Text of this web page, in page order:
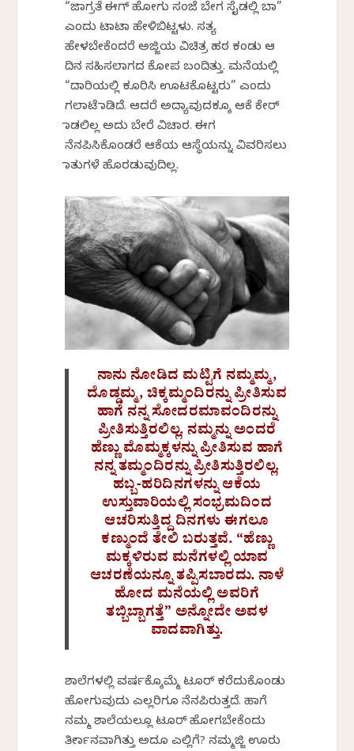
“ಜಾಗ್ರತೆ ಈಗ್ ಹೋಗು ಸಂಜೆ ಬೇಗ ಸೈಡಲ್ಲಿ ಬಾ”
ಎಂದು ಟಾಟಾ ಹೇಳಿಬಿಟ್ಟಳು. ಸತ್ಯ
ಹೇಳಬೇಕೆಂದರೆ ಅಜ್ಜಿಯ ವಿಚಿತ್ರ ಹಠ ಕಂಡು ಆ
ದಿನ ಸಹಿಸಲಾಗದ ಕೋಪ ಬಂದಿತ್ತು. ಮನೆಯಲ್ಲಿ
“ದಾರಿಯಲ್ಲಿ ಕೂರಿಸಿ ಊಟಕೊಟ್ಟರು” ಎಂದು
ಗಲಾಟೆ ಮಾಡಿದೆ. ಆದರೆ ಅದ್ಯಾವುದಕ್ಕೂ ಆಕೆ ಕೇರ್
ಮಾಡಲಿಲ್ಲ ಅದು ಬೇರೆ ವಿಚಾರ. ಈಗ
ನೆನಪಿಸಿಕೊಂಡರೆ ಆಕೆಯ ಆಸ್ಥೆಯನ್ನು ವಿವರಿಸಲು
ಮಾತುಗಳೆ ಹೊರಡುವುದಿಲ್ಲ.
ನಾನು ನೋಡಿದ ಮಟ್ಟಿಗೆ ನಮ್ಮಮ್ಮ,
ದೊಡ್ಡಮ್ಮ, ಚಿಕ್ಕಮ್ಮಂದಿರನ್ನು ಪ್ರೀತಿಸುವ
ಹಾಗೆ ನನ್ನ ಸೋದರಮಾವಂದಿರನ್ನು
ಪ್ರೀತಿಸುತ್ತಿರಲಿಲ್ಲ. ನಮ್ಮನ್ನು ಅಂದರೆ
ಹೆಣ್ಣು ಮೊಮ್ಮಕ್ಕಳನ್ನು ಪ್ರೀತಿಸುವ ಹಾಗೆ
ನನ್ನ ತಮ್ಮಂದಿರನ್ನು ಪ್ರೀತಿಸುತ್ತಿರಲಿಲ್ಲ.
ಹಬ್ಬ-ಹರಿದಿನಗಳನ್ನು ಆಕೆಯ
ಉಸ್ತುವಾರಿಯಲ್ಲಿ ಸಂಭ್ರಮದಿಂದ
ಆಚರಿಸುತ್ತಿದ್ದ ದಿನಗಳು ಈಗಲೂ
ಕಣ್ಮುಂದೆ ತೇಲಿ ಬರುತ್ತವೆ. “ಹೆಣ್ಣು
ಮಕ್ಕಳಿರುವ ಮನೆಗಳಲ್ಲಿ ಯಾವ
ಆಚರಣೆಯನ್ನೂ ತಪ್ಪಿಸಬಾರದು. ನಾಳೆ
ಹೋದ ಮನೆಯಲ್ಲಿ ಅವರಿಗೆ
ತಬ್ಬಿಬ್ಬಾಗತ್ತೆ” ಅನ್ನೋದೇ ಅವಳ
ವಾದವಾಗಿತ್ತು.
ಶಾಲೆಗಳಲ್ಲಿ ವರ್ಷಕ್ಕೊಮ್ಮೆ ಟೂರ್ ಕರೆದುಕೊಂಡು
ಹೋಗುವುದು ಎಲ್ಲರಿಗೂ ನೆನಪಿರುತ್ತದೆ. ಹಾಗೆ
ನಮ್ಮ ಶಾಲೆಯಲ್ಲೂ ಟೂರ್ ಹೋಗಬೇಕೆಂದು
ತೀರ್ಮಾನವಾಗಿತ್ತು ಅದೂ ಎಲ್ಲಿಗೆ? ನಮ್ಮಜ್ಜಿ ಊರು